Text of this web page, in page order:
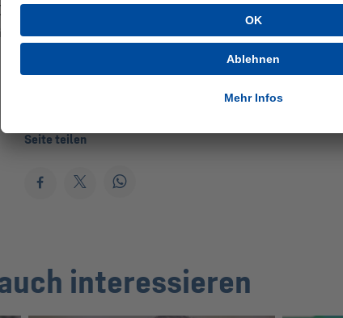
und werde auch in der nächsten Trainingswoche
geben.
Seite teilen
interessieren